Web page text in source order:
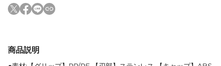
商品説明